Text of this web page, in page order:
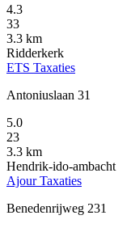
4.3
33
3.3 km
Ridderkerk
ETS Taxaties
Antoniuslaan 31
5.0
23
3.3 km
Hendrik-ido-ambacht
Ajour Taxaties
Benedenrijweg 231